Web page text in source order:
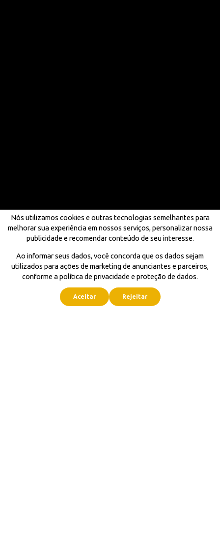
Nós utilizamos cookies e outras tecnologias semelhantes para
melhorar sua experiência em nossos serviços, personalizar nossa
publicidade e recomendar conteúdo de seu interesse.
Ao informar seus dados, você concorda que os dados sejam
utilizados para ações de marketing de anunciantes e parceiros,
conforme a política de privacidade e proteção de dados.
Aceitar Rejeitar